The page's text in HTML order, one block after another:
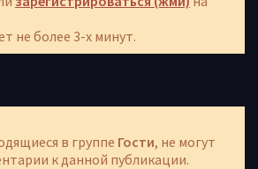
не более 3-х минут.
в группе Гости, не могут
к данной публикации.